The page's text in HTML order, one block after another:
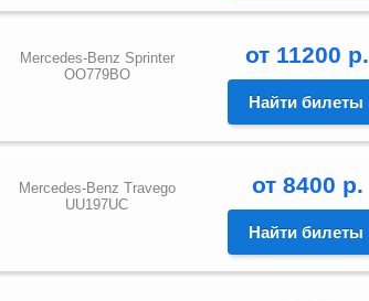
Mercedes-Benz Sprinter
OO779BO
от 11200 р.
Найти билеты
Mercedes-Benz Travego
UU197UC
от 8400 р.
Найти билеты